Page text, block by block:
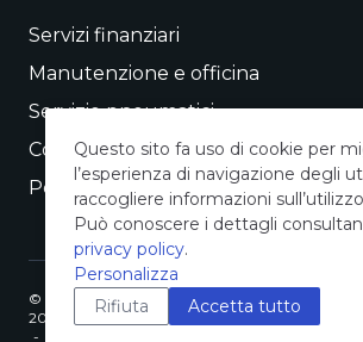
Servizi finanziari
Manutenzione e officina
Servizio pneumatici
Conto vendita
Permuta
©
2026
-
Pogliani Concessionaria Ufficiale – Pogliani
435 – 20099 Sesto San Giovanni (Milano) –
Questo sito fa uso di cookie per
l’esperienza di navigazione degli
raccogliere informazioni
Può conoscere i dettagli
privacy policy.
Personalizza
Rifiuta
Accetta tutto